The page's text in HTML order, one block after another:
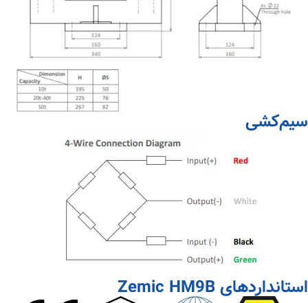
سیم‌کشی
استانداردهای Zemic HM9B